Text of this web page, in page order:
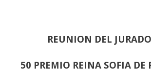
REUNION DEL
50 PREMIO REINA SOFIA DE